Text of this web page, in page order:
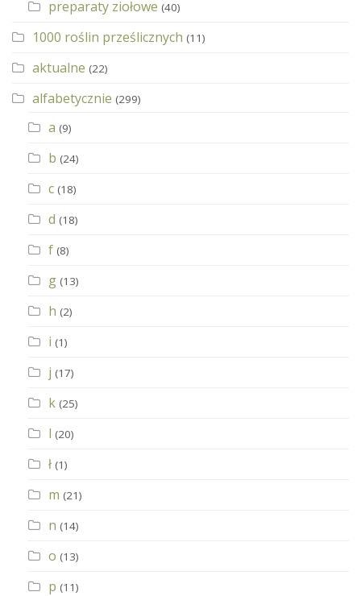
preparaty ziołowe (40)
1000 roślin prześlicznych (11)
aktualne (22)
alfabetycznie (299)
a (9)
b (24)
c (18)
d (18)
f (8)
g (13)
h (2)
i (1)
j (17)
k (25)
l (20)
ł (1)
m (21)
n (14)
o (13)
p (11)